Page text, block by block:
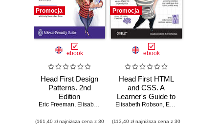
Promocja
ebook
Head First Design
Patterns. 2nd
Edition
Eric Freeman, Elisabeth Robson
(161,40 zł najniższa cena z 30
Promocja
ebook
Head First HTML
and CSS. A
Learner's Guide to
Creating
Elisabeth Robson, Eric Freeman
(113,40 zł najniższa cena z 30